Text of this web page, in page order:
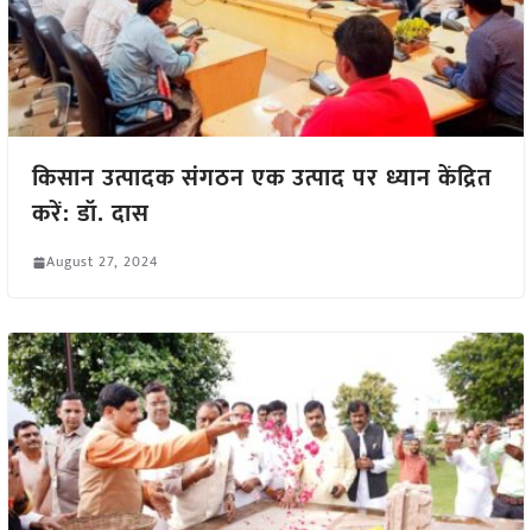
किसान उत्पादक संगठन एक उत्पाद पर ध्यान केंद्रित
करें: डॉ. दास
August 27, 2024